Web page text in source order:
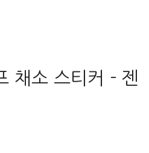
채소 스티커 - 젠